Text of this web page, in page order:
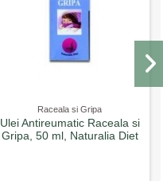
Raceala si Gripa
Ulei Antireumatic Raceala si
Gripa, 50 ml, Naturalia Diet